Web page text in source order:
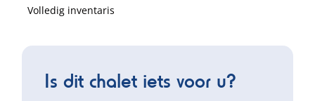
Volledig inventaris
Is dit chalet iets voor u?